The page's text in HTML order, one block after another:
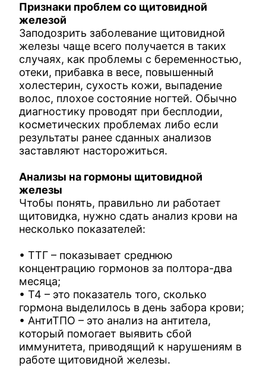
Признаки проблем со щитовидной
железой
Заподозрить заболевание щитовидной
железы чаще всего получается в таких
случаях, как проблемы с беременностью,
отеки, прибавка в весе, повышенный
холестерин, сухость кожи, выпадение
волос, плохое состояние ногтей. Обычно
диагностику проводят при бесплодии,
косметических проблемах либо если
результаты ранее сданных анализов
заставляют насторожиться.
Анализы на гормоны щитовидной
железы
Чтобы понять, правильно ли работает
щитовидка, нужно сдать анализ крови на
несколько показателей:
• ТТГ – показывает среднюю
концентрацию гормонов за полтора-два
месяца;
• Т4 – это показатель того, сколько
гормона выделилось в день забора крови;
• АнтиТПО – это анализ на антитела,
который помогает выявить сбой
иммунитета, приводящий к нарушениям в
работе щитовидной железы.